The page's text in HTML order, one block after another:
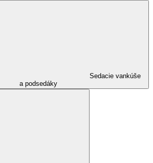
Sedacie vankúše
a podsedáky